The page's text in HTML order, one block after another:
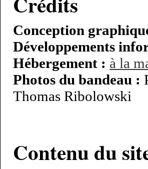
Conception
Développements
Hébergement : à la
Photos du bandeau :
Thomas Ribolowski
Contenu du